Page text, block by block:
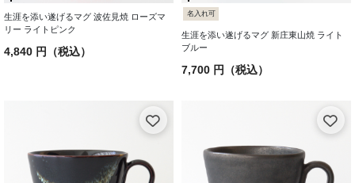
生涯を添い遂げるマグ 波佐見焼 ローズマ
リー ライトピンク
4,840 円（税込）
名入れ可
生涯を添い遂げるマグ 新庄東山焼 ライト
ブルー
7,700 円（税込）